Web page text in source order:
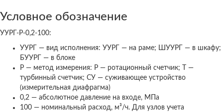
Условное обозначение
УУРГ-Р-0,2-100:
УУРГ — вид исполнения: УУРГ — на раме; ШУУРГ — в шкафу;
БУУРГ — в блоке
Р — метод измерения: Р — ротационный счетчик; Т —
турбинный счетчик; СУ — суживающее устройство
(измерительная диафрагма)
0,2 — абсолютное давление на входе, МПа
100 — номинальный расход, м³/ч. Для узлов учета